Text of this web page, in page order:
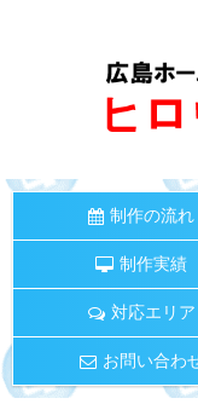
制作の流れ
制作実績
対応エリア
お問い合わ